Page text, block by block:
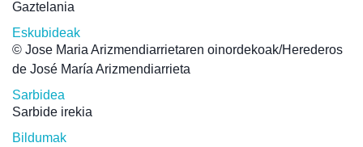
Gaztelania
Eskubideak
© Jose Maria Arizmendiarrietaren oinordekoak/Herederos
de José María Arizmendiarrieta
Sarbidea
Sarbide irekia
Bildumak